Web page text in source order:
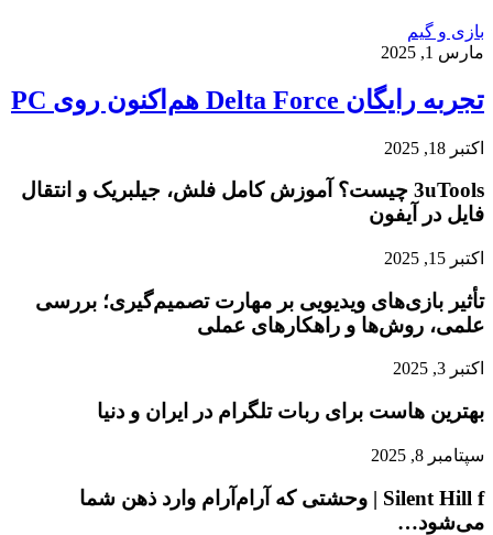
بازی و گیم
مارس 1, 2025
تجربه رایگان Delta Force هم‌اکنون روی PC
اکتبر 18, 2025
3uTools چیست؟ آموزش کامل فلش، جیلبریک و انتقال
فایل در آیفون
اکتبر 15, 2025
تأثیر بازی‌های ویدیویی بر مهارت تصمیم‌گیری؛ بررسی
علمی، روش‌ها و راهکارهای عملی
اکتبر 3, 2025
بهترین هاست برای ربات تلگرام در ایران و دنیا
سپتامبر 8, 2025
Silent Hill f | وحشتی که آرام‌آرام وارد ذهن شما
می‌شود…